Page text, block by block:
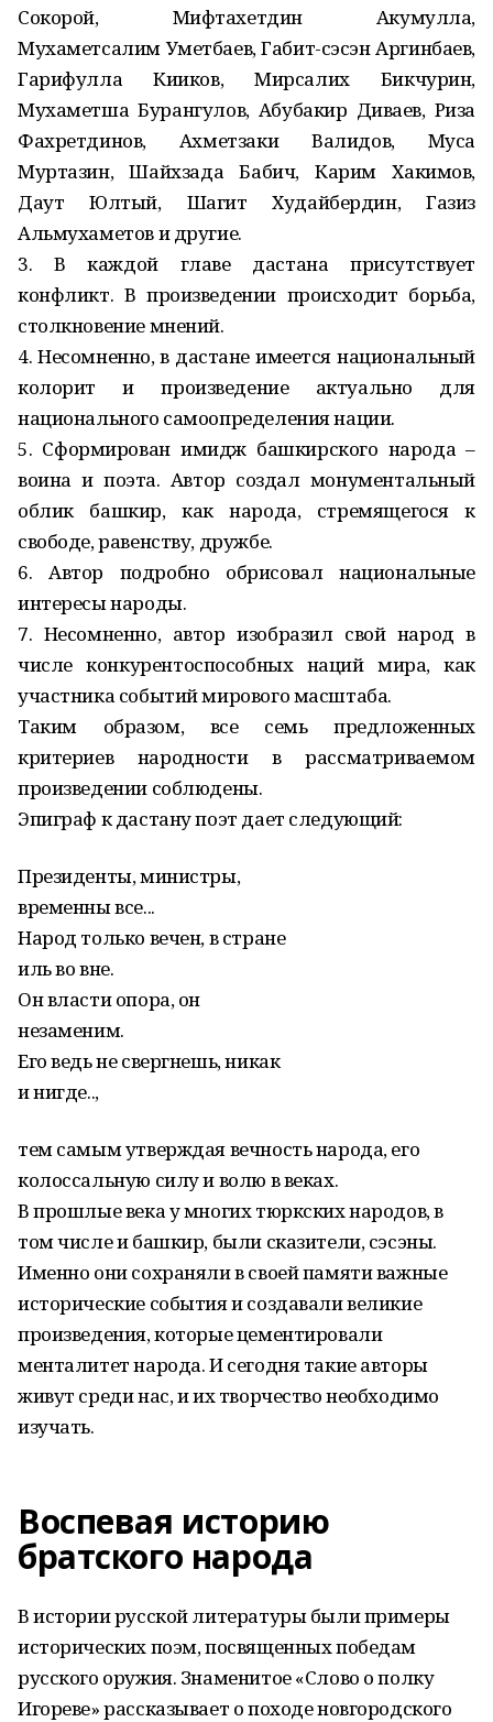
Сокорой, Мифтахетдин Акумулла,
Мухаметсалим Уметбаев, Габит-сэсэн Аргинбаев,
Гарифулла Кииков, Мирсалих Бикчурин,
Мухаметша Бурангулов, Абубакир Диваев, Риза
Фахретдинов, Ахметзаки Валидов, Муса
Муртазин, Шайхзада Бабич, Карим Хакимов,
Даут Юлтый, Шагит Худайбердин, Газиз
Альмухаметов и другие.
3. В каждой главе дастана присутствует
конфликт. В произведении происходит борьба,
столкновение мнений.
4. Несомненно, в дастане имеется национальный
колорит и произведение актуально для
национального самоопределения нации.
5. Сформирован имидж башкирского народа –
воина и поэта. Автор создал монументальный
облик башкир, как народа, стремящегося к
свободе, равенству, дружбе.
6. Автор подробно обрисовал национальные
интересы народы.
7. Несомненно, автор изобразил свой народ в
числе конкурентоспособных наций мира, как
участника событий мирового масштаба.
Таким образом, все семь предложенных
критериев народности в рассматриваемом
произведении соблюдены.
Эпиграф к дастану поэт дает следующий:
Президенты, министры,
временны все...
Народ только вечен, в стране
иль во вне.
Он власти опора, он
незаменим.
Его ведь не свергнешь, никак
и нигде..,
тем самым утверждая вечность народа, его
колоссальную силу и волю в веках.
В прошлые века у многих тюркских народов, в
том числе и башкир, были сказители, сэсэны.
Именно они сохраняли в своей памяти важные
исторические события и создавали великие
произведения, которые цементировали
менталитет народа. И сегодня такие авторы
живут среди нас, и их творчество необходимо
изучать.
Воспевая историю
братского народа
В истории русской литературы были примеры
исторических поэм, посвященных победам
русского оружия. Знаменитое «Слово о полку
Игореве» рассказывает о походе новгородского